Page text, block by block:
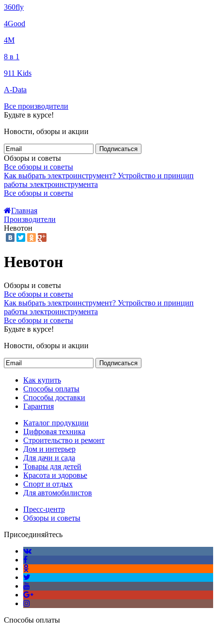
360fly
4Good
4М
8 в 1
911 Kids
A-Data
Все производители
Будьте в курсе!
Новости, обзоры и акции
Подписаться
Обзоры и советы
Все обзоры и советы
Как выбрать электроинструмент? Устройство и принцип
работы электроинструмента
Все обзоры и советы
Главная
Производители
Невотон
Невотон
Обзоры и советы
Все обзоры и советы
Как выбрать электроинструмент? Устройство и принцип
работы электроинструмента
Все обзоры и советы
Будьте в курсе!
Новости, обзоры и акции
Подписаться
Как купить
Способы оплаты
Способы доставки
Гарантия
Каталог продукции
Цифровая техника
Строительство и ремонт
Дом и интерьер
Для дачи и сада
Товары для детей
Красота и здоровье
Спорт и отдых
Для автомобилистов
Пресс-центр
Обзоры и советы
Присоединяйтесь
Способы оплаты